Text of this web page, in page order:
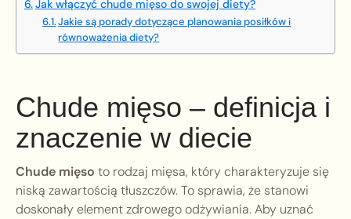
Jak włączyć chude mięso do swojej diety?
Jakie są porady dotyczące planowania posiłków i
równoważenia diety?
Chude mięso – definicja i
znaczenie w diecie
Chude mięso to rodzaj mięsa, który charakteryzuje się
niską zawartością tłuszczów. To sprawia, że stanowi
doskonały element zdrowego odżywiania. Aby uznać